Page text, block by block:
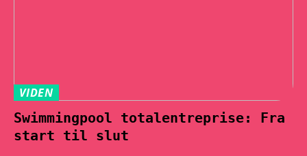
VIDEN
Swimmingpool totalentreprise: Fra
start til slut